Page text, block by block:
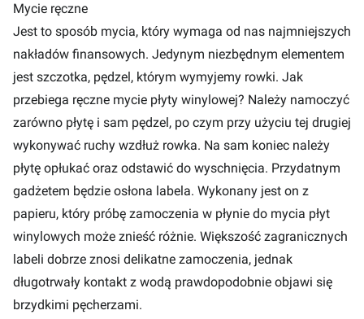
Mycie ręczne
Jest to sposób mycia, który wymaga od nas najmniejszych
nakładów finansowych. Jedynym niezbędnym elementem
jest szczotka, pędzel, którym wymyjemy rowki. Jak
przebiega ręczne mycie płyty winylowej? Należy namoczyć
zarówno płytę i sam pędzel, po czym przy użyciu tej drugiej
wykonywać ruchy wzdłuż rowka. Na sam koniec należy
płytę opłukać oraz odstawić do wyschnięcia. Przydatnym
gadżetem będzie osłona labela. Wykonany jest on z
papieru, który próbę zamoczenia w płynie do mycia płyt
winylowych może znieść różnie. Większość zagranicznych
labeli dobrze znosi delikatne zamoczenia, jednak
długotrwały kontakt z wodą prawdopodobnie objawi się
brzydkimi pęcherzami.